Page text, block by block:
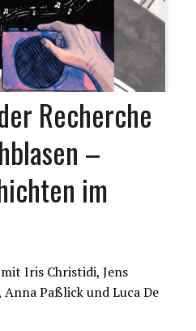
Recherche
–
im
Iris Christidi, Jens
Paßlick und Luca De